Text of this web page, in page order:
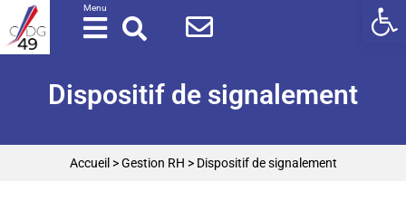
Panneau de gestion des cookies
Menu
Dispositif de signalement
Accueil >Gestion RH > Dispositif de signalement